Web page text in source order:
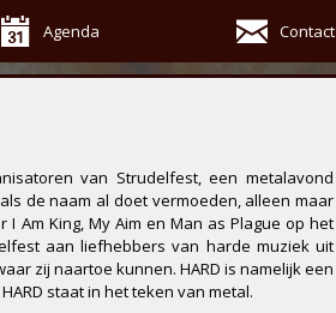
Agenda Contact
van Strudelfest, een metalavond
de naam al doet vermoeden, alleen maar
I Am King, My Aim en Man as Plague op het
aan liefhebbers van harde muziek uit
zij naartoe kunnen. HARD is namelijk een
staat in het teken van metal.